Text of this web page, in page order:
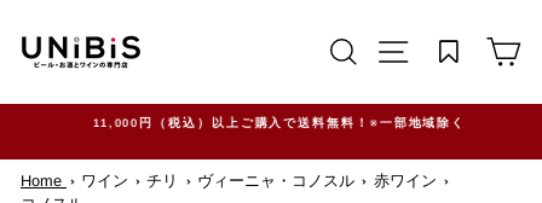
に
ッ
サイトを検索する
TRANSLATION
11,000円（税込）以上ご購入で送料無料！※一部地域除く
Home ワイン チリ ヴィーニャ・コノスル
赤ワイン